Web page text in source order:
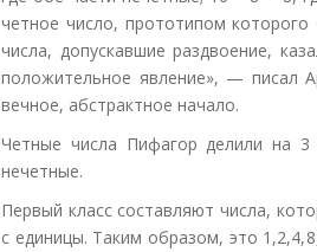
четное число, прототипом
числа, допускавшие раздвоение,
положительное явление», — писал
вечное, абстрактное начало.
Четные числа Пифагор делили на 3
нечетные.
Первый класс составляют числа,
с единицы. Таким образом, это